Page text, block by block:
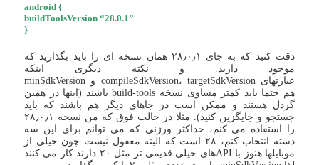
android {
buildToolsVersion “28.0.1”
}
دقت کنید که به جای ۲۸٫۰٫۱ همان نسخه ای را باید بگذارید که
موجود دارید. و نکته دیگری اینکه
عبارتهای compileSdkVersion، targetSdkVersion و minSdkVersion
هم حتما باید کمتر مساوی نسخه build-tools باشند (اینها در همین
گردل هستند و ممکن است در جاهای دیگر هم باشند که باید
جستجو و جایگزین کنید). مثلا در حالت فوق که من نسخه ۲۸٫۰٫۱
را استفاده می کنم، حداکثر ورژنی که می توانم برای این سه
دسته انتخاب کنم، ۲۸ است که البته معقول نیست چون خیلی از
موبایلها هنوز با APIهای خیلی قدیمی تر مثل ۲۰ دارند کار می کنند